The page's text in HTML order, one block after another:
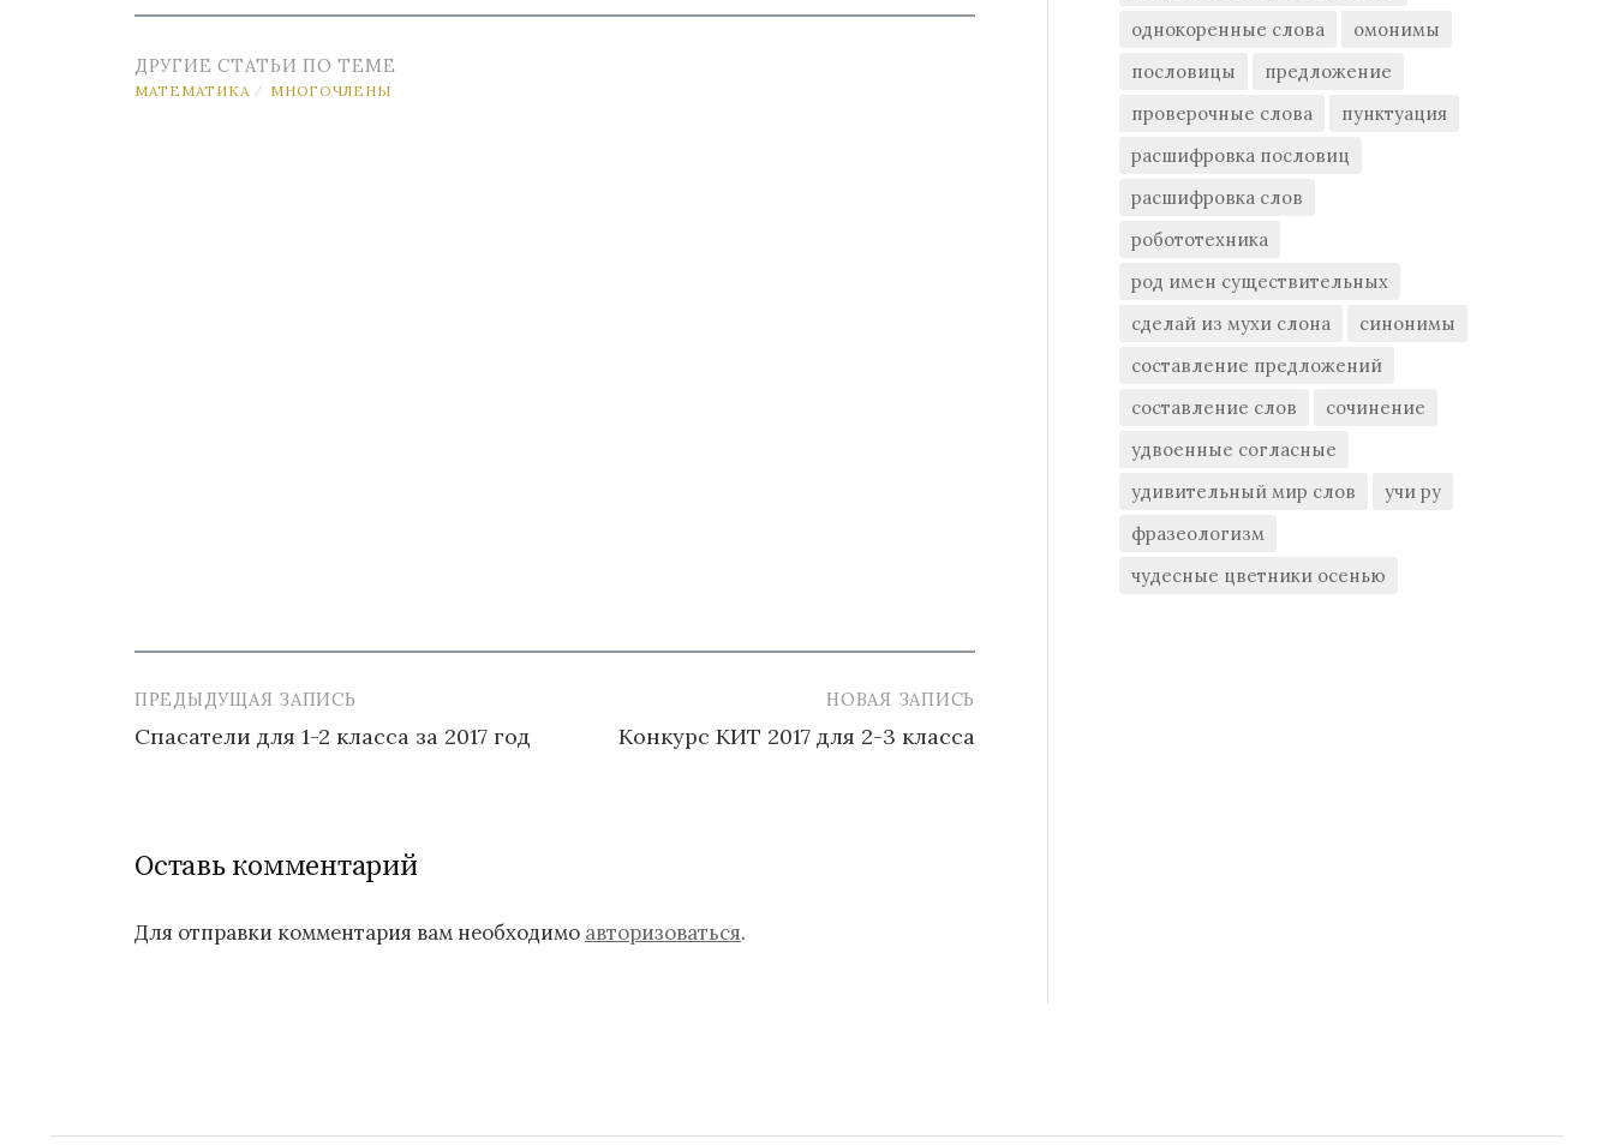
ДРУГИЕ СТАТЬИ ПО ТЕМЕ
МАТЕМАТИКА / МНОГОЧЛЕНЫ
Навигация
по
ПРЕДЫДУЩАЯ ЗАПИСЬ
Спасатели для 1-2 класса за 2017 год
НОВАЯ ЗАПИСЬ
Конкурс КИТ 2017 для 2-3 класса
Оставь комментарий
Для отправки комментария вам необходимо авторизоваться.
однокоренные слова
омонимы
пословицы
предложение
проверочные слова
пунктуация
расшифровка пословиц
расшифровка слов
робототехника
род имен существительных
сделай из мухи слона
синонимы
составление предложений
составление слов
сочинение
удвоенные согласные
удивительный мир слов
учи ру
фразеологизм
чудесные цветники осенью